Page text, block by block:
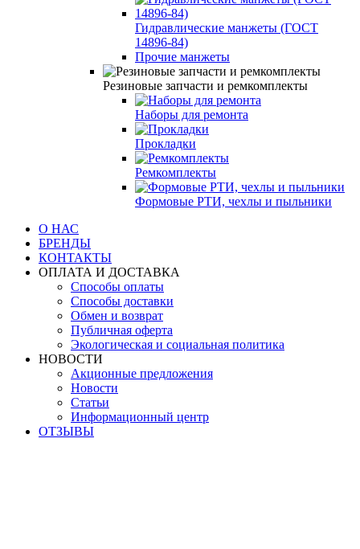
Гидравлические манжеты (ГОСТ
14896-84)
Прочие манжеты
Резиновые запчасти и ремкомплекты
Наборы для ремонта
Прокладки
Ремкомплекты
Формовые РТИ, чехлы и пыльники
О НАС
БРЕНДЫ
КОНТАКТЫ
ОПЛАТА И ДОСТАВКА
Способы оплаты
Способы доставки
Обмен и возврат
Публичная оферта
Экологическая и социальная политика
НОВОСТИ
Акционные предложения
Новости
Статьи
Информационный центр
ОТЗЫВЫ